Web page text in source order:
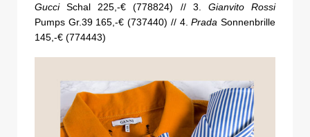
GucciSchal 225,-€ (778824) // 3. Gianvito Rossi
Pumps Gr.39 165,-€ (737440) // 4.Prada Sonnenbrille
145,-€ (774443)